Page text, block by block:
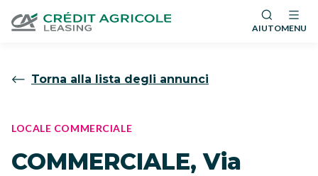
AIUTOMENU
Torna alla lista degli annunci
LOCALE COMMERCIALE
COMMERCIALE, Via